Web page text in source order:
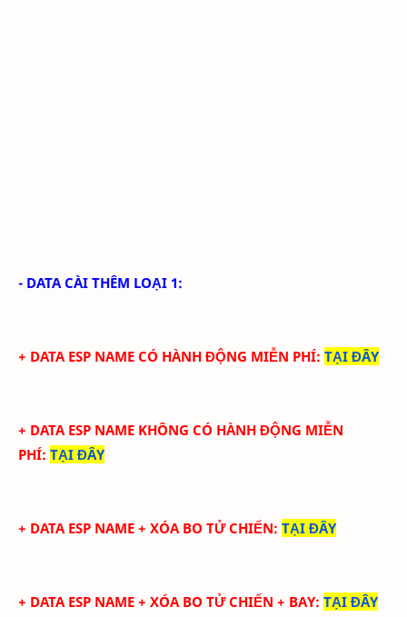
- DATA CÀI THÊM LOẠI 1:
+ DATA ESP NAME CÓ HÀNH ĐỘNG MIỄN PHÍ: TẠI ĐÂY
+ DATA ESP NAME KHÔNG CÓ HÀNH ĐỘNG MIỄN
PHÍ: TẠI ĐÂY
+ DATA ESP NAME + XÓA BO TỬ CHIẾN: TẠI ĐÂY
+ DATA ESP NAME + XÓA BO TỬ CHIẾN + BAY: TẠI ĐÂY